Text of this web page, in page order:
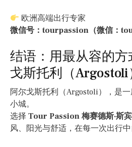
欧洲高端出行专家
微信号：tourpassion（微信：
结语：用最从容的
戈斯托利（
阿尔戈斯托利（Argostoli），是
小城。
选择 Tour Passion 梅赛德斯·斯
风、阳光与舒适，在每一次出行中